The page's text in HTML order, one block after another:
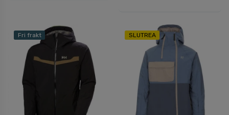
Fri frakt SLUTREA